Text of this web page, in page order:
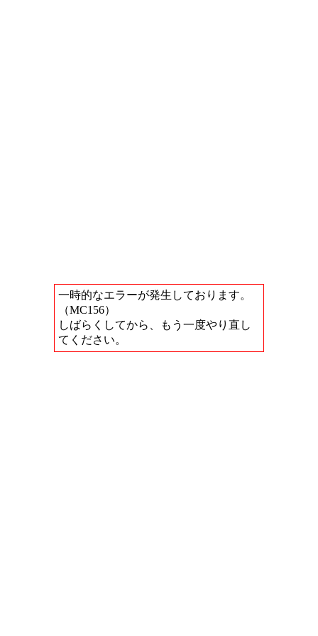
一時的なエラーが発生しております。
（MC156）
しばらくしてから、もう一度やり直し
てください。